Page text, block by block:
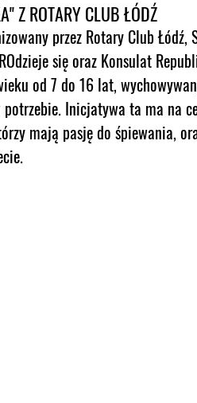
Z ROTARY CLUB ŁÓDŹ
przez Rotary Club Łódź,
się oraz Konsulat
od 7 do 16 lat,
Inicjatywa ta ma na
mają pasję do śpiewania,